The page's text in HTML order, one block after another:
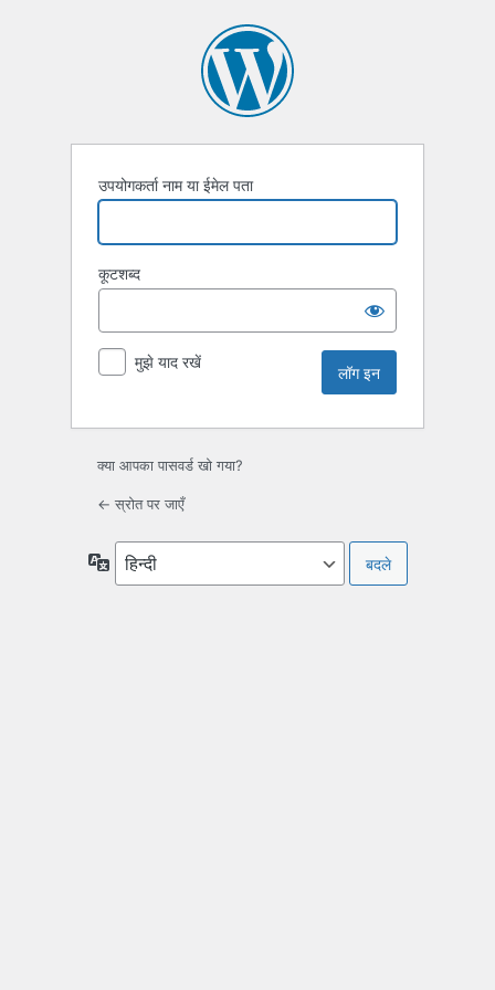
उपयोगकर्ता नाम या ईमेल पता
कूटशब्द
मुझे याद रखें
क्या आपका पासवर्ड खो गया?
← स्रोत पर जाएँ
भाषा